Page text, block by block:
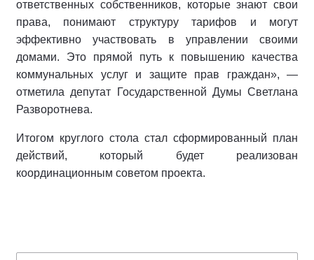
ответственных собственников, которые знают свои
права, понимают структуру тарифов и могут
эффективно участвовать в управлении своими
домами. Это прямой путь к повышению качества
коммунальных услуг и защите прав граждан», —
отметила депутат Государственной Думы Светлана
Разворотнева.
Итогом круглого стола стал сформированный план
действий, который будет реализован
координационным советом проекта.